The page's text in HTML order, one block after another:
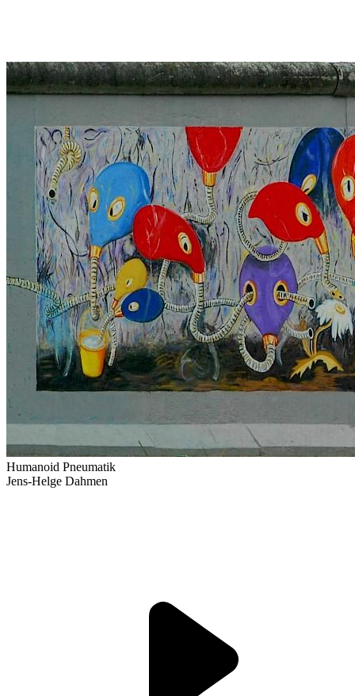
Humanoid Pneumatik
Jens-Helge Dahmen